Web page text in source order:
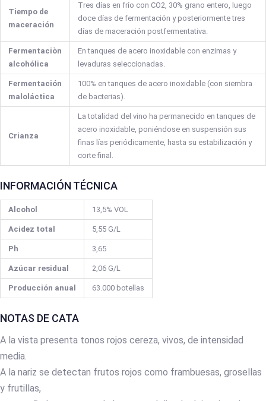
Tiempo de
maceración
Tres días en frío con CO2, 30% grano entero, luego
doce días de fermentación y posteriormente tres
días de maceración postfermentativa.
Fermentaciòn
alcohólica
En tanques de acero inoxidable con enzimas y
levaduras seleccionadas.
Fermentación
maloláctica
100% en tanques de acero inoxidable (con siembra
de bacterias).
Crianza
La totalidad del vino ha permanecido en tanques de
acero inoxidable, poniéndose en suspensión sus
finas lías periódicamente, hasta su estabilización y
corte final.
INFORMACIÓN TÉCNICA
Alcohol 13,5% VOL
Acidez total 5,55 G/L
Ph 3,65
Azúcar residual 2,06 G/L
Producción anual 63.000 botellas
NOTAS DE CATA
A la vista presenta tonos rojos cereza, vivos, de intensidad
media.
A la nariz se detectan frutos rojos como frambuesas, grosellas
y frutillas,